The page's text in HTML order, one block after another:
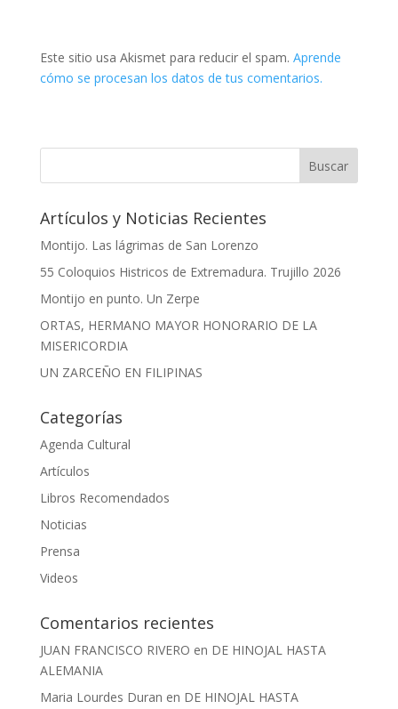
Este sitio usa Akismet para reducir el spam. Aprende
cómo se procesan los datos de tus comentarios.
Artículos y Noticias Recientes
Montijo. Las lágrimas de San Lorenzo
55 Coloquios Histricos de Extremadura. Trujillo 2026
Montijo en punto. Un Zerpe
ORTAS, HERMANO MAYOR HONORARIO DE LA
MISERICORDIA
UN ZARCEÑO EN FILIPINAS
Categorías
Agenda Cultural
Artículos
Libros Recomendados
Noticias
Prensa
Videos
Comentarios recientes
JUAN FRANCISCO RIVERO en DE HINOJAL HASTA
ALEMANIA
Maria Lourdes Duran en DE HINOJAL HASTA